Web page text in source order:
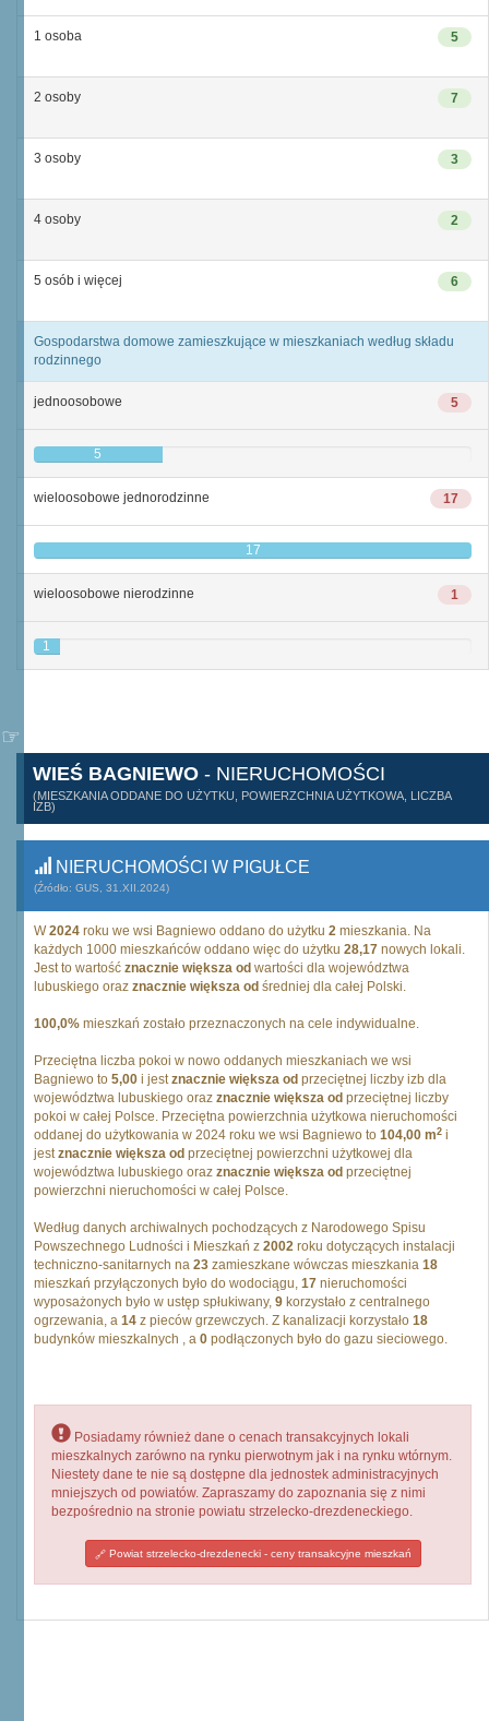
5
1 osoba
7
2 osoby
3
3 osoby
2
4 osoby
6
5 osób i więcej
Gospodarstwa domowe zamieszkujące w mieszkaniach według składu
rodzinnego
5
jednoosobowe
5
17
wieloosobowe jednorodzinne
17
1
wieloosobowe nierodzinne
1
WIEŚ BAGNIEWO - NIERUCHOMOŚCI
(MIESZKANIA ODDANE DO UŻYTKU, POWIERZCHNIA UŻYTKOWA, LICZBA
IZB)
NIERUCHOMOŚCI W PIGUŁCE
(Źródło: GUS, 31.XII.2024)
W2024 roku we wsi Bagniewo oddano do użytku 2 mieszkania. Na
każdych 1000 mieszkańców oddano więc do użytku 28,17 nowych lokali.
Jest to wartość znacznie większa od wartości dla województwa
lubuskiego oraz znacznie większa od średniej dla całej Polski.
100,0% mieszkań zostało przeznaczonych na cele indywidualne.
Przeciętna liczba pokoi w nowo oddanych mieszkaniach we wsi
Bagniewo to 5,00 i jestznacznie większa od przeciętnej liczby izb dla
województwa lubuskiego oraz znacznie większa od przeciętnej liczby
pokoi w całej Polsce. Przeciętna powierzchnia użytkowa nieruchomości
oddanej do użytkowania w 2024 roku we wsi Bagniewo to 104,00 m2 i
jestznacznie większa od przeciętnej powierzchni użytkowej dla
województwa lubuskiego oraz znacznie większa od przeciętnej
powierzchni nieruchomości w całej Polsce.
Według danych archiwalnych pochodzących z Narodowego Spisu
Powszechnego Ludności i Mieszkań z 2002 roku dotyczących instalacji
techniczno-sanitarnych na 23 zamieszkane wówczas mieszkania 18
mieszkań przyłączonych było do wodociągu, 17 nieruchomości
wyposażonych było w ustęp spłukiwany, 9 korzystało z centralnego
ogrzewania, a 14 z pieców grzewczych. Z kanalizacji korzystało 18
budynków mieszkalnych , a 0 podłączonych było do gazu sieciowego.
Posiadamy również dane o cenach transakcyjnych lokali
mieszkalnych zarówno na rynku pierwotnym jak i na rynku wtórnym.
Niestety dane te nie są dostępne dla jednostek administracyjnych
mniejszych od powiatów. Zapraszamy do zapoznania się z nimi
bezpośrednio na stronie powiatu strzelecko-drezdeneckiego.
Powiat strzelecko-drezdenecki - ceny transakcyjne mieszkań